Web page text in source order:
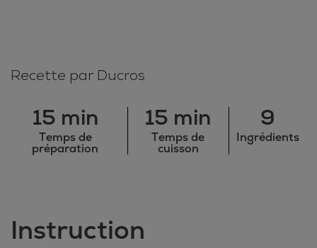
Recette par Ducros
15 min
Temps de
préparation
15 min
Temps de
cuisson
9
Ingrédients
Instruction